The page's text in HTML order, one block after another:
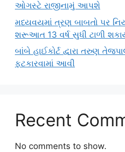
ઓગસ્ટે રાજીનામું આપશે
મધ્યવયમાં ત્રણ બાબતો પર
શરૂઆત 13 વર્ષ સુધી ટાળી
બાંબે હાઈકોર્ટ દ્વારા તરુણ
ફટકારવામાં આવી
Recent
No comments to show.